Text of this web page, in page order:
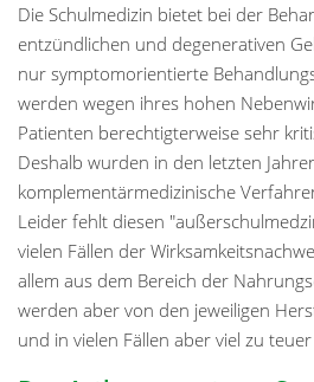
Die Schulmedizin bietet bei der
entzündlichen und degenerativen
nur symptomorientierte
werden wegen ihres hohen
Patienten berechtigterweise sehr
Deshalb wurden in den letzten
komplementärmedizinische
Leider fehlt diesen
vielen Fällen der
allem aus dem Bereich der
werden aber von den jeweiligen
und in vielen Fällen aber viel zu